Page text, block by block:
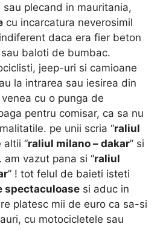
plecand in mauritania,
cu incarcatura neverosimil
daca era fier beton
baloti de bumbac.
jeep-uri si camioane
la intrarea sau iesirea din
cu o punga de
pentru comisar, ca sa nu
pe unii scria “raliul
altii “raliul milano – dakar” si
vazut pana si “raliul
” ! tot felul de baieti isteti
spectaculoase si aduc in
platesc mii de euro ca sa-si
cu motocicletele sau